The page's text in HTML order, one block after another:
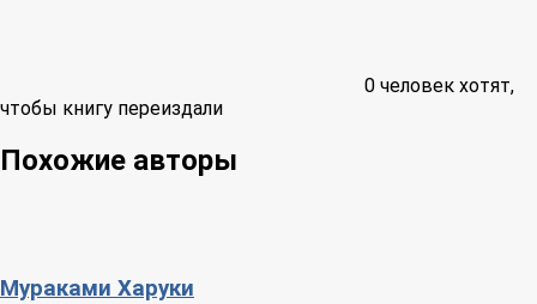
0 человек хотят,
чтобы книгу переиздали
Похожие авторы
Мураками Харуки